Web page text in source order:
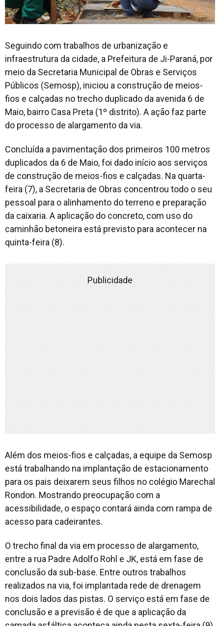
Seguindo com trabalhos de urbanização e
infraestrutura da cidade, a Prefeitura de Ji-Paraná, por
meio da Secretaria Municipal de Obras e Serviços
Públicos (Semosp), iniciou a construção de meios-
fios e calçadas no trecho duplicado da avenida 6 de
Maio, bairro Casa Preta (1º distrito). A ação faz parte
do processo de alargamento da via.
Concluída a pavimentação dos primeiros 100 metros
duplicados da 6 de Maio, foi dado início aos serviços
de construção de meios-fios e calçadas. Na quarta-
feira (7), a Secretaria de Obras concentrou todo o seu
pessoal para o alinhamento do terreno e preparação
da caixaria. A aplicação do concreto, com uso do
caminhão betoneira está previsto para acontecer na
quinta-feira (8).
Publicidade
Além dos meios-fios e calçadas, a equipe da Semosp
está trabalhando na implantação de estacionamento
para os pais deixarem seus filhos no colégio Marechal
Rondon. Mostrando preocupação com a
acessibilidade, o espaço contará ainda com rampa de
acesso para cadeirantes.
O trecho final da via em processo de alargamento,
entre a rua Padre Adolfo Rohl e JK, está em fase de
conclusão da sub-base. Entre outros trabalhos
realizados na via, foi implantada rede de drenagem
nos dois lados das pistas. O serviço está em fase de
conclusão e a previsão é de que a aplicação da